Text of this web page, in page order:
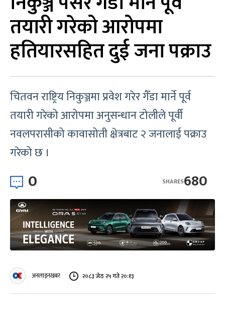
तयारी गरेको आरोपमा
हतियारसहित दुई जना पक्राउ
चितवन राष्ट्रिय निकुञ्जमा प्रवेश गरेर गैँडा मार्ने पूर्व
तयारी गरेको आरोपमा अनुसन्धान टोलीले पूर्वी
नवलपरासीको कावासोती क्षेत्रबाट २ जनालाई पक्राउ
गरेको छ ।
0 680
SHARES
अनलाइनखबर २०८३ जेठ २५ गते २०:१३